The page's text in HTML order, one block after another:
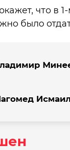
что в
было